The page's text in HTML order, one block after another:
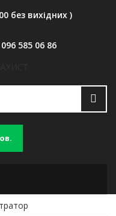
без вихідних )
096 585 06 86